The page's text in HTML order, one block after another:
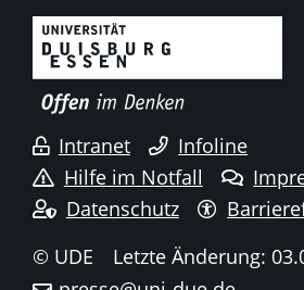
Intranet
Infoline
Hilfe im Notfall
Datenschutz
© UDE
Letzte Änderung: